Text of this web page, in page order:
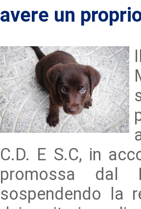
avere un
C.D. E S.C, in
promossa dal
sospendendo la